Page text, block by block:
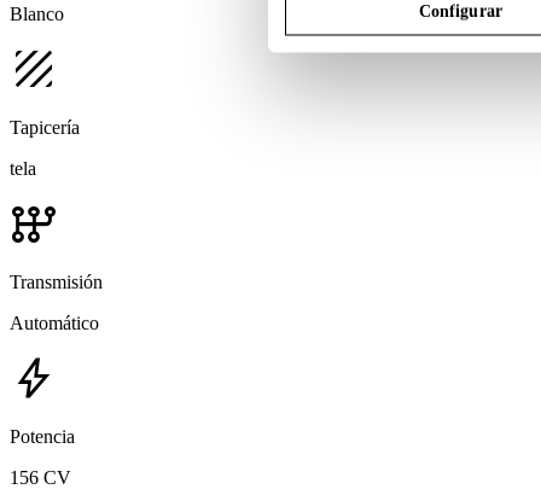
Blanco
texture
Tapicería
tela
auto_transmission
Transmisión
Automático
bolt
Potencia
156 CV
Configurar